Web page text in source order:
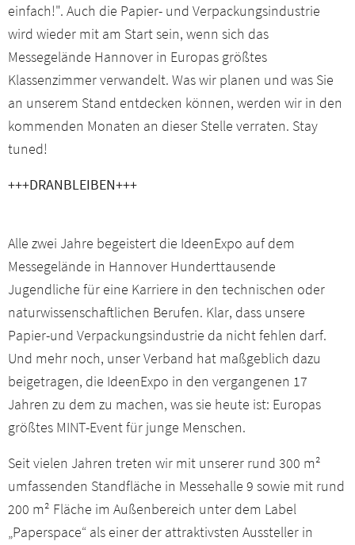
Kontakt
Mitgliederbereich
einfach!". Auch die Papier- und Verpackungsindustrie
wird wieder mit am Start sein, wenn sich das
Messegelände Hannover in Europas größtes
Klassenzimmer verwandelt. Was wir planen und was Sie
an unserem Stand entdecken können, werden wir in den
kommenden Monaten an dieser Stelle verraten. Stay
tuned!
+++DRANBLEIBEN+++
Alle zwei Jahre begeistert die IdeenExpo auf dem
Messegelände in Hannover Hunderttausende
Jugendliche für eine Karriere in den technischen oder
naturwissenschaftlichen Berufen. Klar, dass unsere
Papier-und Verpackungsindustrie da nicht fehlen darf.
Und mehr noch, unser Verband hat maßgeblich dazu
beigetragen, die IdeenExpo in den vergangenen 17
Jahren zu dem zu machen, was sie heute ist: Europas
größtes MINT-Event für junge Menschen.
Seit vielen Jahren treten wir mit unserer rund 300 m²
umfassenden Standfläche in Messehalle 9 sowie mit rund
200 m² Fläche im Außenbereich unter dem Label
„Paperspace“ als einer der attraktivsten Aussteller in